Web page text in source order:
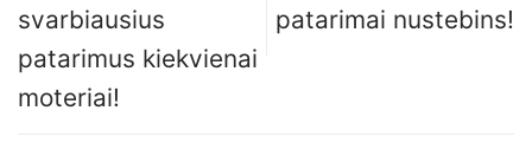
svarbiausius
patarimus kiekvienai
moteriai!
patarimai nustebins!